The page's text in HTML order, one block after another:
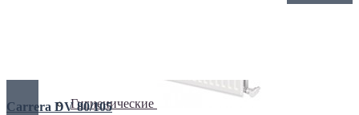
Гигиенические
Carrera DV 80/105